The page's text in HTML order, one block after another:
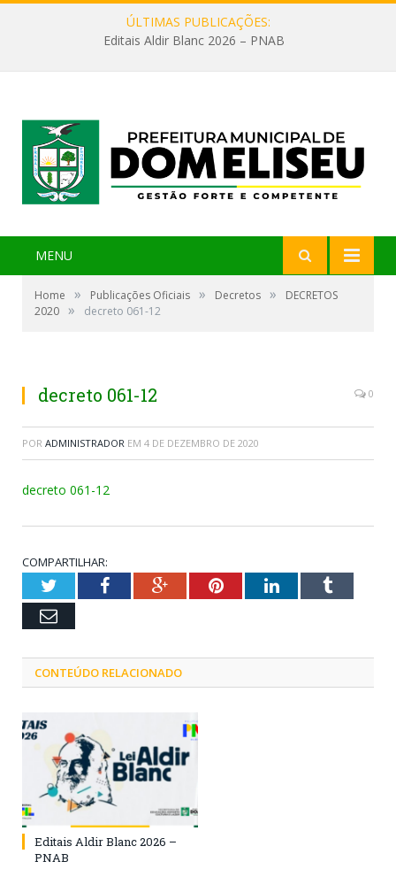
ÚLTIMAS PUBLICAÇÕES:
Editais Aldir Blanc 2026 – PNAB
MENU
Home » Publicações Oficiais » Decretos »
DECRETOS
2020 » decreto 061-12
decreto 061-12 0
POR ADMINISTRADOR EM 4 DE DEZEMBRO DE 2020
decreto 061-12
COMPARTILHAR:
TwitterFacebookGoogle+PinterestLinkedInTumblr
Email
CONTEÚDO RELACIONADO
Editais Aldir Blanc 2026 –
PNAB